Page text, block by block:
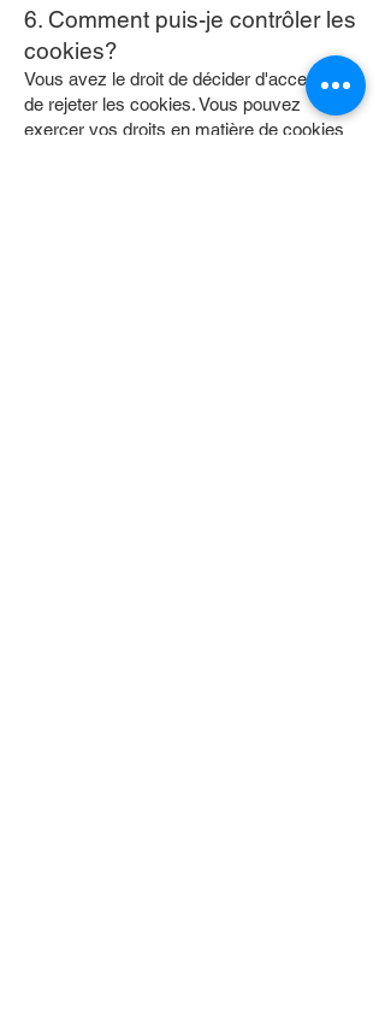
6. Comment puis-je contrôler les
cookies?
Vous avez le droit de décider d'accepter ou
de rejeter les cookies. Vous pouvez
exercer vos droits en matière de cookies